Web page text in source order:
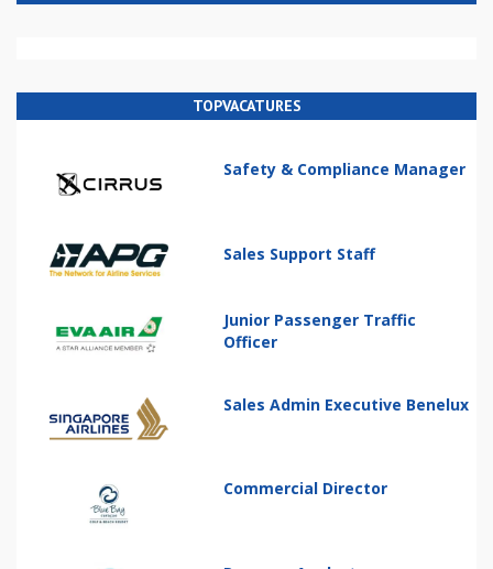
TOPVACATURES
Safety & Compliance Manager
Sales Support Staff
Junior Passenger Traffic
Officer
Sales Admin Executive Benelux
Commercial Director